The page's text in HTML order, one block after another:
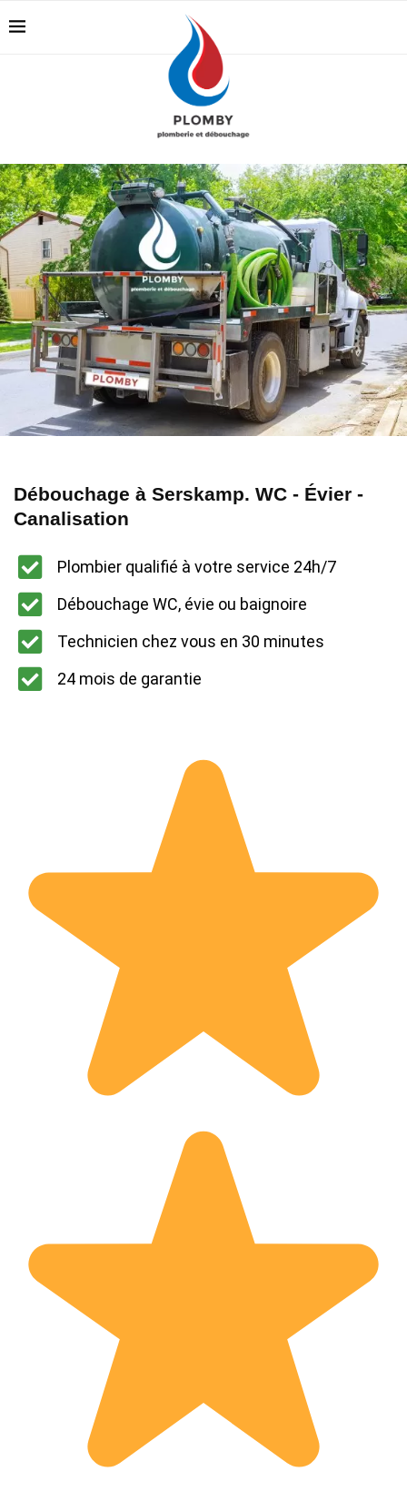
Débouchage à Serskamp. WC - Évier -
Canalisation
Plombier qualifié à votre service 24h/7
Débouchage WC, évie ou baignoire
Technicien chez vous en 30 minutes
24 mois de garantie